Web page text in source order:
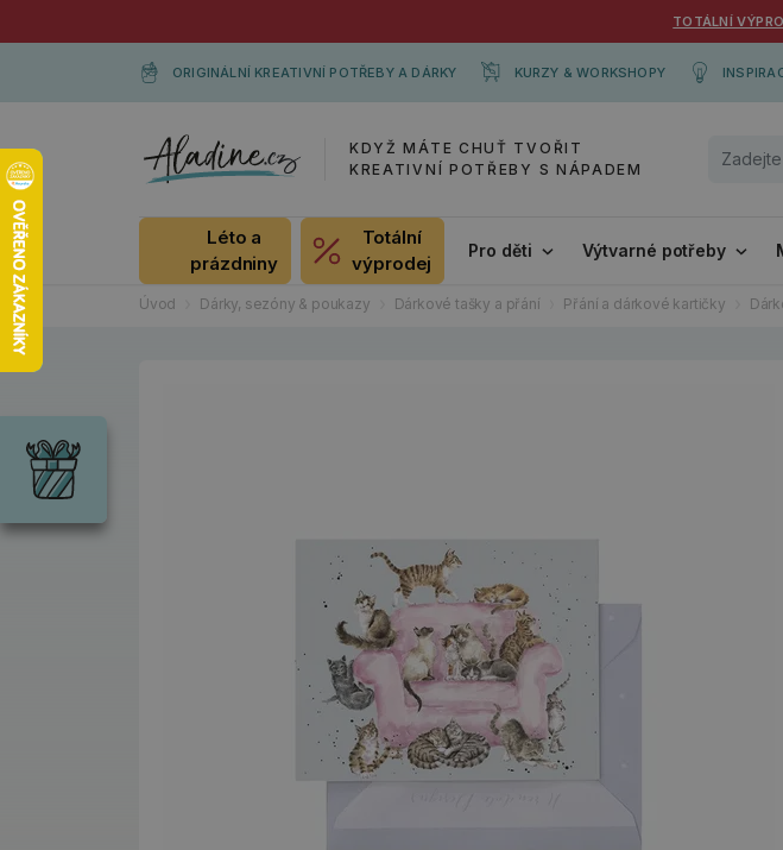
TOTÁLNÍ
ORIGINÁLNÍ KREATIVNÍ POTŘEBY A DÁRKY KURZY & WORKSHOPY
KDYŽ MÁTE CHUŤ TVOŘIT
KREATIVNÍ POTŘEBY S NÁPADEM
Léto a
prázdniny
Totální
výprodej
Pro děti Výtvarné potřeby
Úvod Dárky, sezóny & poukazy Dárkové tašky a přání Přání a dárkové kartičky